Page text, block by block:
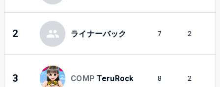
2 ライナーバック 7 2
3 COMP TeruRock 8 2